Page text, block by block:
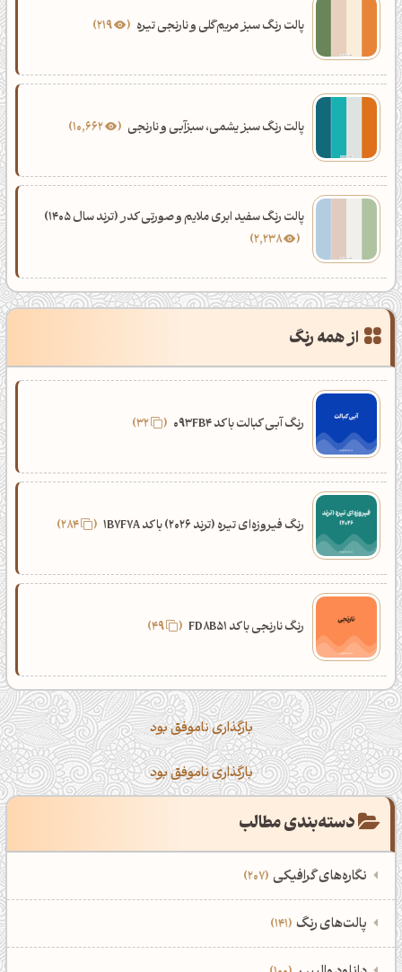
پالت رنگ سبز مریم‌گلی و نارنجی تیره 219
پالت رنگ سبز یشمی، سبزآبی و نارنجی 10,662
پالت رنگ سفید ابری ملایم و صورتی کدر (ترند سال 1405)
2,238
از همه رنگ
رنگ آبی کبالت با کد 093FB4 32
رنگ فیروزه‌ای تیره (ترند 2026) با کد 1B7F7A 284
رنگ نارنجی با کد FD8B51 49
بارگذاری ناموفق بود
بارگذاری ناموفق بود
دسته‌بندی مطالب
نگاره‌های گرافیکی 207
‌همه دسته‌بندی‌های نگاره‌های گرافیکی
نمایش همه نگاره‌ها
‌پالت‌های رنگ 141